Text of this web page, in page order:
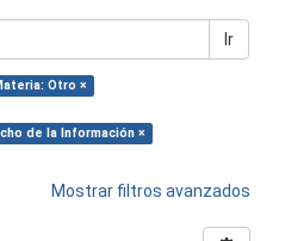
Ir
Otro ×
de la Información ×
Mostrar filtros avanzados